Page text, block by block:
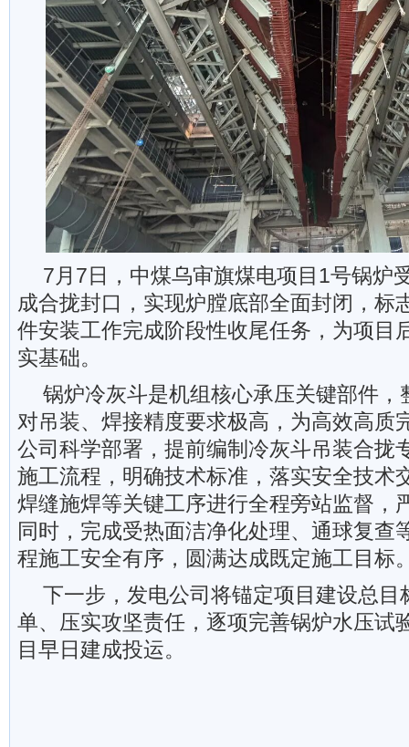
7月7日，中煤乌审旗煤电项目1号锅炉
成合拢封口，实现炉膛底部全面封闭，标
件安装工作完成阶段性收尾任务，为项目
实基础。
锅炉冷灰斗是机组核心承压关键部件，
对吊装、焊接精度要求极高，为高效高质
公司科学部署，提前编制冷灰斗吊装合拢
施工流程，明确技术标准，落实安全技术
焊缝施焊等关键工序进行全程旁站监督，
同时，完成受热面洁净化处理、通球复查
程施工安全有序，圆满达成既定施工目标
下一步，发电公司将锚定项目建设总目
单、压实攻坚责任，逐项完善锅炉水压试
目早日建成投运。